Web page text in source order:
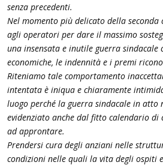
senza precedenti.
Nel momento più delicato della
agli operatori per dare il massimo
una insensata e inutile guerra
economiche, le indennità e i premi
Riteniamo tale comportamento
intentata è iniqua e chiaramente
luogo perché la guerra sindacale in
evidenziato anche dal fitto calendario
ad approntare.
Prendersi cura degli anziani nelle
condizioni nelle quali la vita degli ospiti